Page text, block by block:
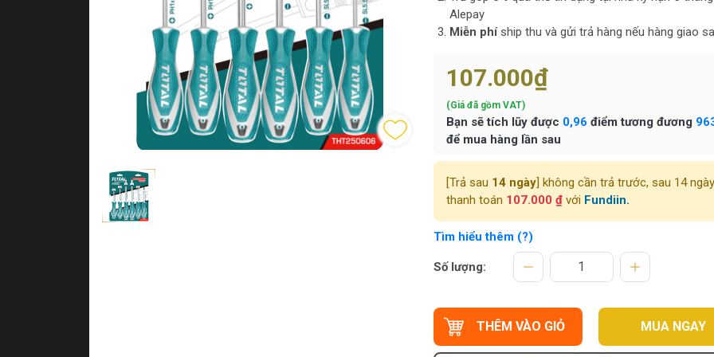
Alepay
Miễn phíship thu và gửi trả hàng nếu hàng giao
107.000₫
(Giá đã gồm VAT)
Bạn sẽ tích lũy được 0,96 điểm tương đương
để mua hàng lần sau
[Trả sau 14 ngày] không cần trả trước, sau 14 ngày
thanh toán 107.000 ₫với Fundiin.
Tìm hiểu thêm (?)
Số lượng:
THÊM VÀO GIỎ MUA NGAY